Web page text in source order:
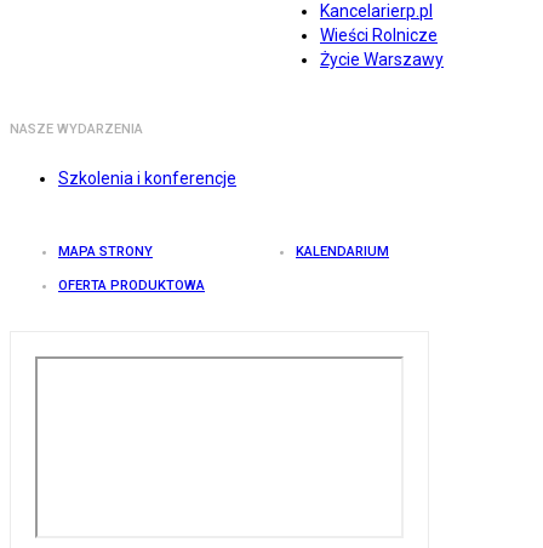
Kancelarierp.pl
Wieści Rolnicze
Życie Warszawy
NASZE WYDARZENIA
Szkolenia i konferencje
MAPA STRONY KALENDARIUM
OFERTA PRODUKTOWA